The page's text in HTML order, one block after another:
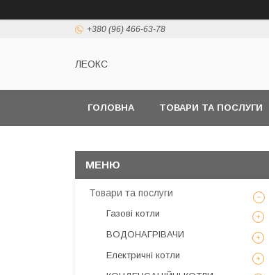
+380 (96) 466-63-78
ЛЕОКС
ГОЛОВНА ТОВАРИ ТА ПОСЛУГИ
Товари та послуги
Газові котли
ВОДОНАГРІВАЧИ
Електричні котли